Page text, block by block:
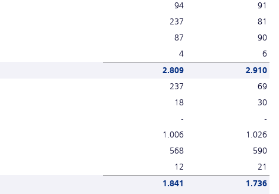
94
91
237
81
87
90
4
6
2.809
2.910
237
69
18
30
-
-
1.006
1.026
568
590
12
21
1.841
1.736